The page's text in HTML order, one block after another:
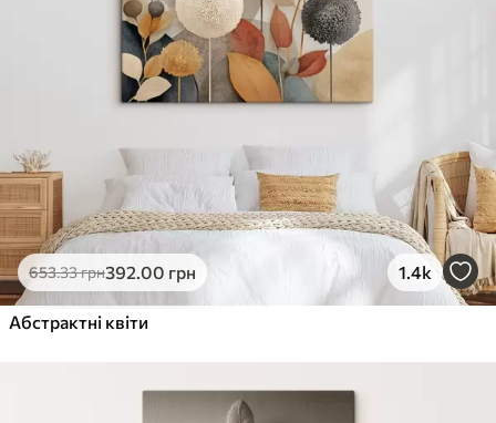
653.33грн392.00 грн 1.4k
Абстрактні квіти